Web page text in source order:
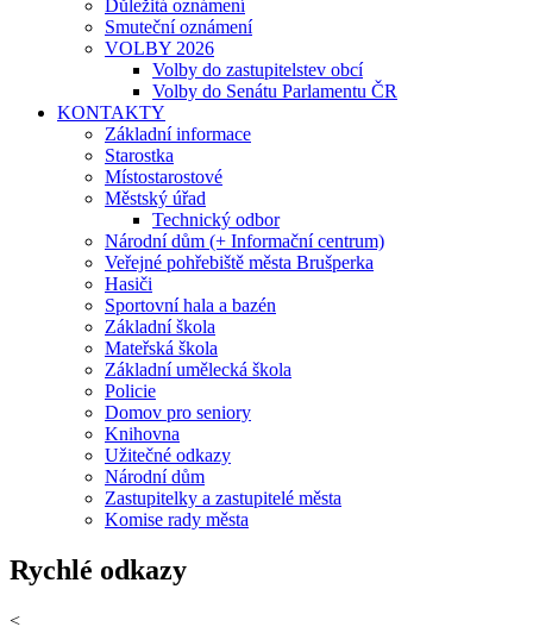
Důležitá oznámení
Smuteční oznámení
VOLBY 2026
Volby do zastupitelstev obcí
Volby do Senátu Parlamentu ČR
KONTAKTY
Základní informace
Starostka
Místostarostové
Městský úřad
Technický odbor
Národní dům (+ Informační centrum)
Veřejné pohřebiště města Brušperka
Hasiči
Sportovní hala a bazén
Základní škola
Mateřská škola
Základní umělecká škola
Policie
Domov pro seniory
Knihovna
Užitečné odkazy
Národní dům
Zastupitelky a zastupitelé města
Komise rady města
Rychlé odkazy
<